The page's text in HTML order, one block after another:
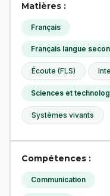
Matières :
Français
Français langue
Écoute (FLS)
Sciences et
Systèmes vivants
Compétences :
Communication